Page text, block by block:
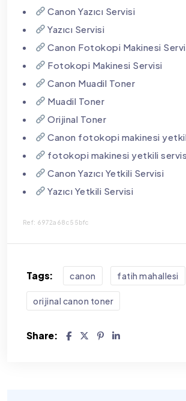
Canon Yazıcı Servisi
Yazıcı Servisi
Canon Fotokopi Makinesi
Fotokopi Makinesi Servisi
Canon Muadil Toner
Muadil Toner
Orijinal Toner
Canon fotokopi makinesi
fotokopi makinesi yetkili
Canon Yazıcı Yetkili Servisi
Yazıcı Yetkili Servisi
Ref: 6972a68c55bfc
Tags: canon fatih mahallesi
orijinal canon toner
Share: